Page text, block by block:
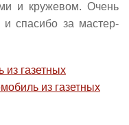
и кружевом. Очень
и спасибо за мастер-